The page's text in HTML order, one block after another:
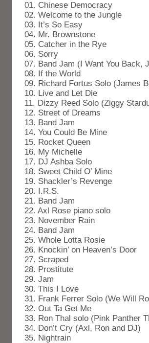
01. Chinese Democracy
02. Welcome to the Jungle
03. It’s So Easy
04. Mr. Brownstone
05. Catcher in the Rye
06. Sorry
07. Band Jam (I Want You Back,
08. If the World
09. Richard Fortus Solo (James
10. Live and Let Die
11. Dizzy Reed Solo (Ziggy
12. Street of Dreams
13. Band Jam
14. You Could Be Mine
15. Rocket Queen
16. My Michelle
17. DJ Ashba Solo
18. Sweet Child O’ Mine
19. Shackler’s Revenge
20. I.R.S.
21. Band Jam
22. Axl Rose piano solo
23. November Rain
24. Band Jam
25. Whole Lotta Rosie
26. Knockin’ on Heaven’s Door
27. Scraped
28. Prostitute
29. Jam
30. This I Love
31. Frank Ferrer Solo (We Will
32. Out Ta Get Me
33. Ron Thal solo (Pink Panther
34. Don’t Cry (Axl, Ron and DJ)
35. Nightrain